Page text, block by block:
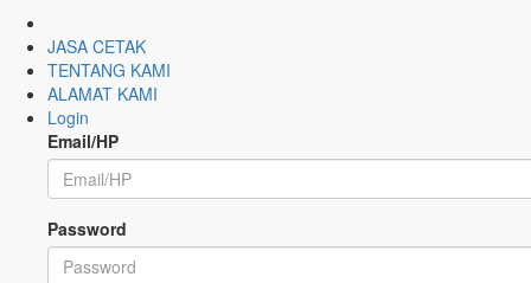
JASA CETAK
TENTANG KAMI
ALAMAT KAMI
Login
Email/HP
Password